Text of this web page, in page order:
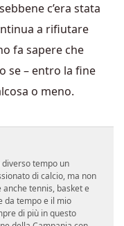
c’era stata
a rifiutare
fa sapere che
se – entro la fine
o meno.
tempo un
di calcio, ma non
tennis, basket e
da tempo e il mio
di più in questo